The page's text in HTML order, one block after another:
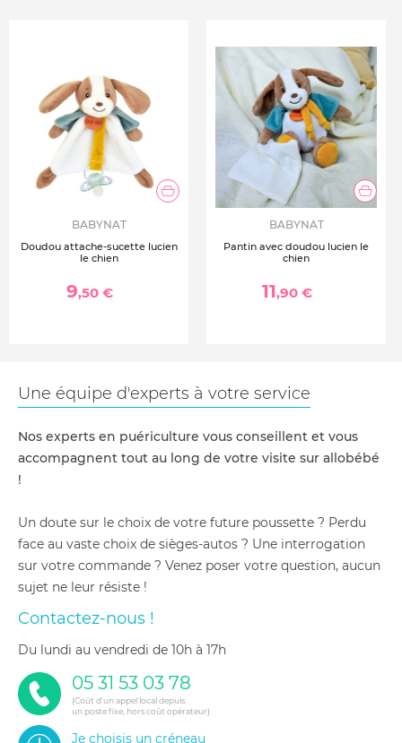
BABYNAT
Doudou attache-sucette lucien
le chien
9,50 €
BABYNAT
Pantin avec doudou lucien le
chien
11,90 €
Une équipe d'experts à votre service
Nos experts en puériculture vous conseillent et vous
accompagnent tout au long de votre visite sur allobébé
!
Un doute sur le choix de votre future poussette ? Perdu
face au vaste choix de sièges-autos ? Une interrogation
sur votre commande ? Venez poser votre question, aucun
sujet ne leur résiste !
Contactez-nous !
du lundi au vendredi de 10h à 17h
05 31 53 03 78
(Coût d'un appel local depuis
un poste fixe, hors coût opérateur)
Je choisis un créneau